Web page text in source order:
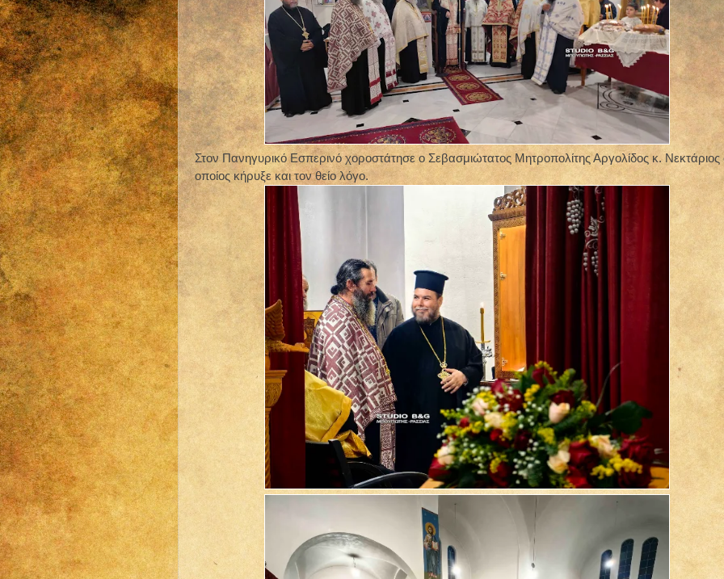
Στον Πανηγυρικό Εσπερινό χοροστάτησε ο Σεβασμιώτατος Μητροπολίτης Αργολίδος κ. Νεκτάριος
οποίος κήρυξε και τον θείο λόγο.